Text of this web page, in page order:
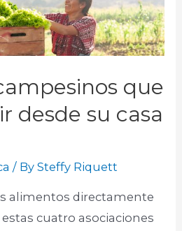
que
desde su casa
/ BySteffy Riquett
alimentos directamente
cuatro asociaciones